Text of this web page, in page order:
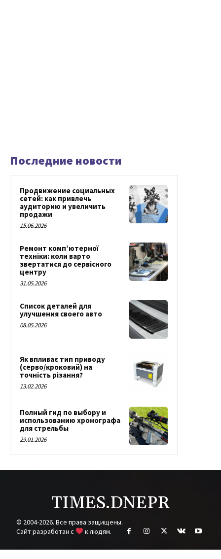
Последние новости
Продвижение социальных
сетей: как привлечь
аудиторию и увеличить
продажи
15.06.2026
Ремонт комп’ютерної
техніки: коли варто
звертатися до сервісного
центру
31.05.2026
Список деталей для
улучшения своего авто
08.05.2026
Як впливає тип приводу
(серво/кроковий) на
точність різання?
13.02.2026
Полный гид по выбору и
использованию хронографа
для стрельбы
29.01.2026
TIMES.DNEPR
© 2004-2026. Все права защищены.
Cайт разработан с
к людям.